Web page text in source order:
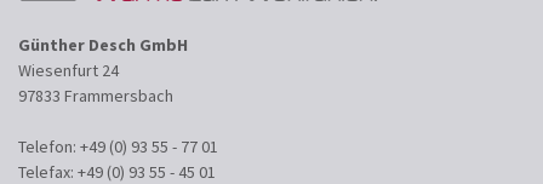
Günther Desch GmbH
Wiesenfurt 24
97833 Frammersbach
Telefon: +49 (0) 93 55 - 77 01
Telefax: +49 (0) 93 55 - 45 01